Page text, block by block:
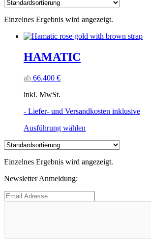
Einzelnes Ergebnis wird angezeigt.
HAMATIC
ab 66.400 €
inkl. MwSt.
- Liefer- und Versandkosten inklusive
Ausführung wählen
Varianten
Optionen
Einzelnes Ergebnis wird angezeigt.
Newsletter Anmeldung: